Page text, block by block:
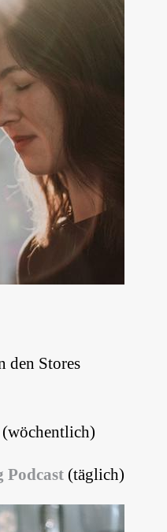
den Stores
(wöchentlich)
Podcast (täglich)